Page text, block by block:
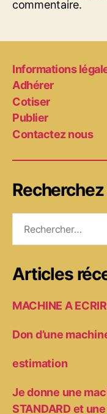
commentaire.
Informations
Adhérer
Cotiser
Publier
Contactez nous
Articles
MACHINE A
Don d’une
estimation
Je donne une
STANDARD et